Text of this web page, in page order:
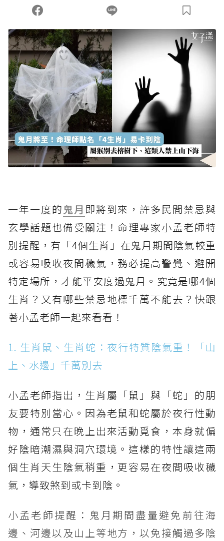
一年一度的鬼月 即將到來，許多民間禁忌與
玄學話題也備受關注！命理專家小孟老師特
別提醒，有「4個生肖」在鬼月期間陰氣較重
或容易吸收夜間穢氣，務必提高警覺、避開
特定場所，才能平安度過鬼月。究竟是哪4個
生肖？又有哪些禁忌地標千萬不能去？快跟
著小孟老師一起來看看！
1. 生肖鼠、生肖蛇：夜行特質陰氣重！「山
上、水邊」千萬別去
小孟老師指出，生肖屬「鼠」與「蛇」的朋
友要特別當心。因為老鼠和蛇屬於夜行性動
物，通常只在晚上出來活動覓食，本身就偏
好陰暗潮濕與洞穴環境。這樣的特性讓這兩
個生肖天生陰氣稍重，更容易在夜間吸收穢
氣，導致煞到或卡到陰。
小孟老師提醒：鬼月期間盡量避免前往海
邊、河邊以及山上等地方，以免接觸過多陰